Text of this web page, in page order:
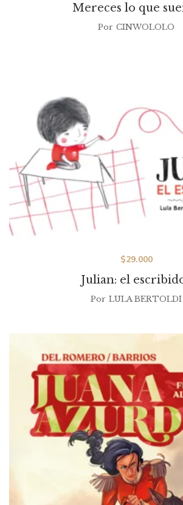
Mereces lo que
Por CINWOLOLO
Julian: el
$29.000
Por LULA BERTOLDI